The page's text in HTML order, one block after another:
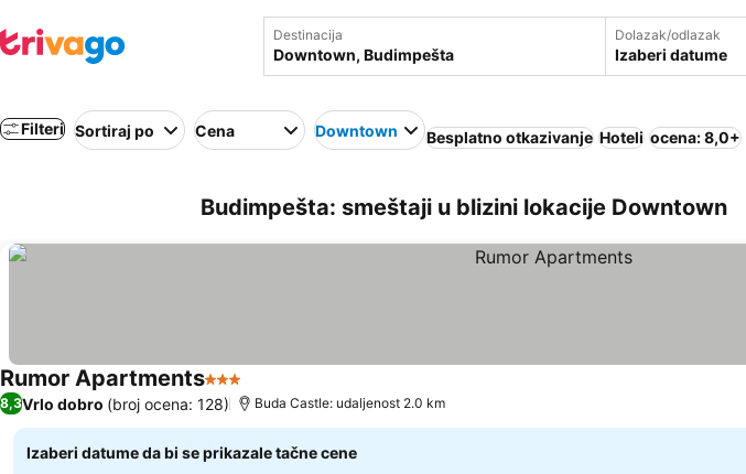
Destinacija Dolazak/odlazak
Izaberi datume
Filteri Sortiraj po Cena Downtown Besplatno otkazivanje Hoteli ocena: 8,0+
Budimpešta: smeštaji u blizini lokacije Downtown
Rumor Apartments3 Zvezdice
8,3Vrlo dobro (broj ocena: 128) Buda Castle: udaljenost 2.0 km
Izaberi datume da bi se prikazale tačne cene